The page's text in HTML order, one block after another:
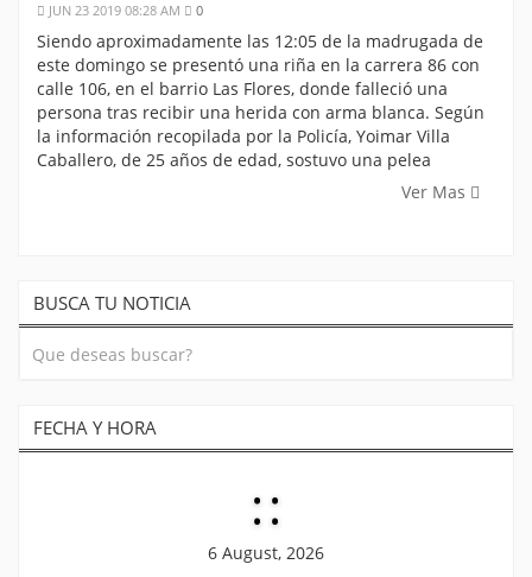
JUN 23 2019 08:28 AM 0
Siendo aproximadamente las 12:05 de la madrugada de
este domingo se presentó una riña en la carrera 86 con
calle 106, en el barrio Las Flores, donde falleció una
persona tras recibir una herida con arma blanca. Según
la información recopilada por la Policía, Yoimar Villa
Caballero, de 25 años de edad, sostuvo una pelea
Ver Mas
BUSCA TU NOTICIA
FECHA Y HORA
::
6 August, 2026